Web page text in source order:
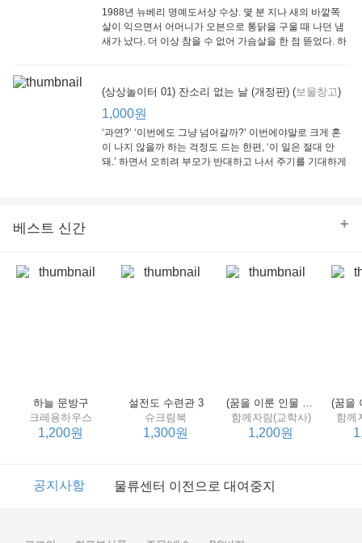
큰솔(토토북)
동아일보사
1988년 뉴베리 명예도서상 수상. 몇 분 지나 새의 바깥쪽
살이 익으면서 어머니가 오븐으로 통닭을 구울 때 나던 냄
새가 났다. 더 이상 참을 수 없어 가슴살을 한 점 뜯었다. 하
(상상놀이터 01) 잔소리 없는 날 (개정판) (보물창고)
1,000원
‘과연?’ ‘이번에도 그냥 넘어갈까?’ 이번에야말로 크게 혼
이 나지 않을까 하는 걱정도 드는 한편, ‘이 일은 절대 안
돼.’ 하면서 오히려 부모가 반대하고 나서 주기를 기대하게
베스트 신간 +
하늘 문방구
크레용하우스
1,200원
설전도 수련관 3
슈크림북
1,300원
(꿈을 이룬 인물 탐구 2) 제인 구달
함께자람(교학사)
1,200원
함께
이벤트 2017년 리브피아 여름방학 참고서 이벤트
공지사항 물류센터 이전으로 대여중지